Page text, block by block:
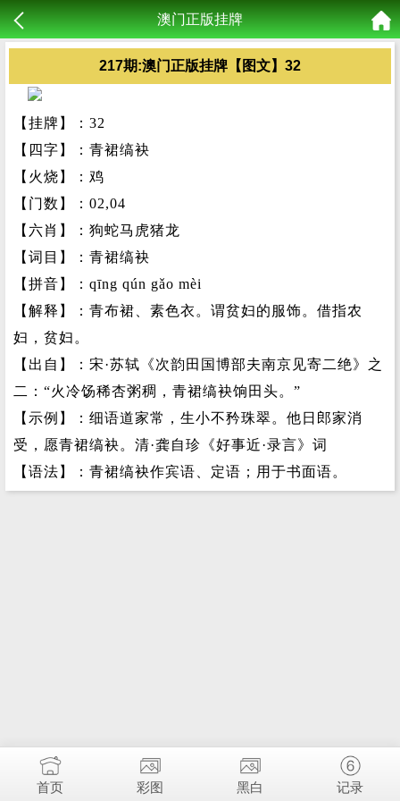
澳门正版挂牌
217期:澳门正版挂牌【图文】32
【挂牌】：32
【四字】：青裙缟袂
【火烧】：鸡
【门数】：02,04
【六肖】：狗蛇马虎猪龙
【词目】：青裙缟袂
【拼音】：qīng qún gǎo mèi
【解释】：青布裙、素色衣。谓贫妇的服饰。借指农
妇，贫妇。
【出自】：宋·苏轼《次韵田国博部夫南京见寄二绝》之
二：“火冷饧稀杏粥稠，青裙缟袂饷田头。”
【示例】：细语道家常，生小不矜珠翠。他日郎家消
受，愿青裙缟袂。清·龚自珍《好事近·录言》词
【语法】：青裙缟袂作宾语、定语；用于书面语。
首页 彩图 黑白 记录